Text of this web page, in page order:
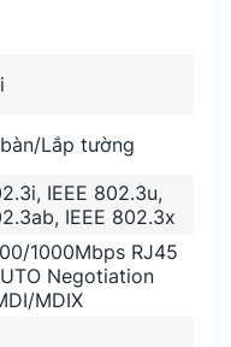
Lắp tường
IEEE 802.3u,
IEEE 802.3x
1000Mbps RJ45
Negotiation
MDIX